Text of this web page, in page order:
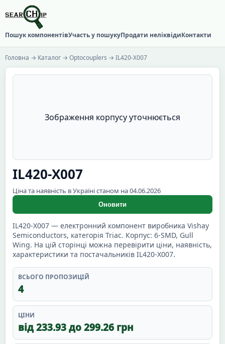
Пошук компонентівУчасть у пошукуПродати неліквідиКонтакти
Головна → Каталог → Optocouplers → IL420-X007
Зображення корпусу уточнюється
IL420-X007
Ціна та наявність в Україні станом на 04.06.2026
Оновити
IL420-X007 — електронний компонент виробника Vishay
Semiconductors, категорія Triac. Корпус: 6-SMD, Gull
Wing. На цій сторінці можна перевірити ціни, наявність,
характеристики та постачальників IL420-X007.
ВСЬОГО ПРОПОЗИЦІЙ
4
ЦІНИ
від 233.93 до 299.26 грн